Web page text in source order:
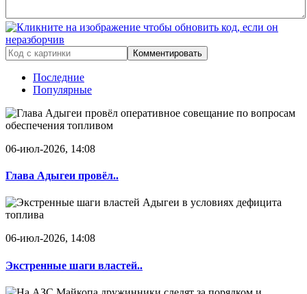
Комментировать
Последние
Популярные
06-июл-2026, 14:08
Глава Адыгеи провёл..
06-июл-2026, 14:08
Экстренные шаги властей..